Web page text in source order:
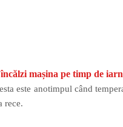
mașina pe timp de
este anotimpul când
rece.